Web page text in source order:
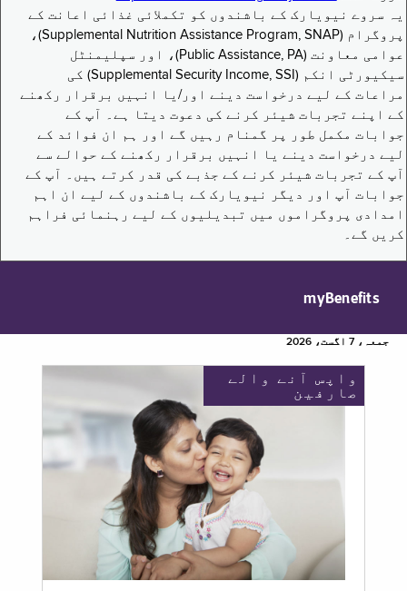
یہ سروے نیویارک کے باشندوں کو تکملائی غذائی اعانت کے
پروگرام (Supplemental Nutrition Assistance Program, SNAP)،
عوامی معاونت (Public Assistance, PA)، اور سپلیمنٹل
سیکیورٹی انکم (Supplemental Security Income, SSI) کی
مراعات کے لیے درخواست دینے اور/یا انہیں برقرار رکھنے
کے اپنے تجربات شیئر کرنے کی دعوت دیتا ہے۔ آپ کے
جوابات مکمل طور پر گمنام رہیں گے اور ہم ان فوائد کے
لیے درخواست دینے یا انہیں برقرار رکھنے کے حوالے سے
آپ کے تجربات شیئر کرنے کے جذبے کی قدر کرتے ہیں۔ آپ کے
جوابات آپ اور دیگر نیویارک کے باشندوں کے لیے ان اہم
امدادی پروگراموں میں تبدیلیوں کے لیے رہنمائی فراہم
کریں گے۔
myBenefits
جمعہ، 7 اگست، 2026
واپس آنے والے
صارفین